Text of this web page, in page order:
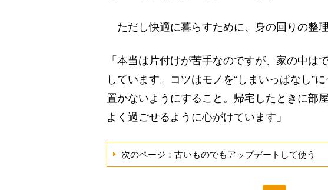
ただし快適に暮らすために、身の回りの整
「本当は片付けが苦手なのですが、家の中は
しています。コツはモノを“しまいっぱなし”
置かないようにすること。帰宅したときに部
よく過ごせるように心がけています」
次のページ：古いものでもアップデートして使う